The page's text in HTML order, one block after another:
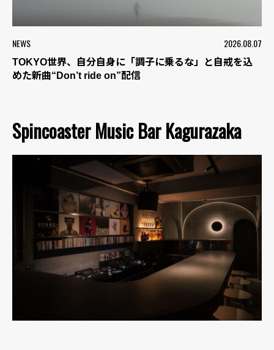
NEWS 2026.08.07
TOKYO世界、自分自身に「調子に乗るな」と自戒を込
めた新曲“Don’t ride on”配信
Spincoaster Music Bar Kagurazaka